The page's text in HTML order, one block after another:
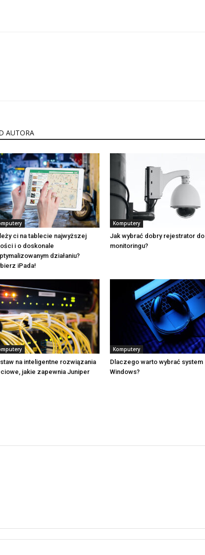
AUTORA
ci na tablecie najwyższej
i o doskonale
działaniu?
iPada!
Komputery
Jak wybrać dobry rejestrator do
monitoringu?
na inteligentne rozwiązania
jakie zapewnia Juniper
Komputery
Dlaczego warto wybrać system
Windows?